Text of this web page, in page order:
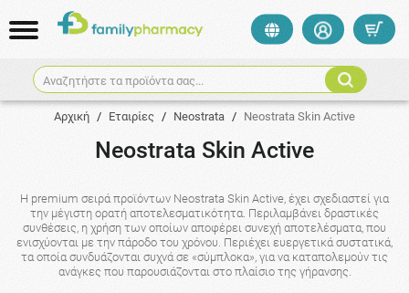
Αναζητήστε τα προϊόντα σας...
Αρχική / Εταιρίες / Neostrata / Neostrata Skin Active
Neostrata Skin Active
Η premium σειρά προϊόντων Neostrata Skin Active, έχει σχεδιαστεί για
την μέγιστη ορατή αποτελεσματικότητα. Περιλαμβάνει δραστικές
συνθέσεις, η χρήση των οποίων αποφέρει συνεχή αποτελέσματα, που
ενισχύονται με την πάροδο του χρόνου. Περιέχει ευεργετικά συστατικά,
τα οποία συνδυάζονται συχνά σε «σύμπλοκα», για να καταπολεμούν τις
ανάγκες που παρουσιάζονται στο πλαίσιο της γήρανσης.